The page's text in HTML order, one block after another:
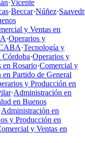
·Vicente
·Beccar·Núñez·
y Ventas en
·Operarios y
·Tecnología y
Córdoba·Operarios y
en Rosario·Comercial y
Partido de General
y Producción en
·Administración en
en Buenos
Administración en
y Producción en
y Ventas en